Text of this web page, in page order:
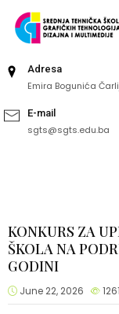
Adresa
Emira Bogunića
E-mail
sgts@sgts.edu.ba
KONKURS ZA
ŠKOLA NA
GODINI
June 22, 2026 1261